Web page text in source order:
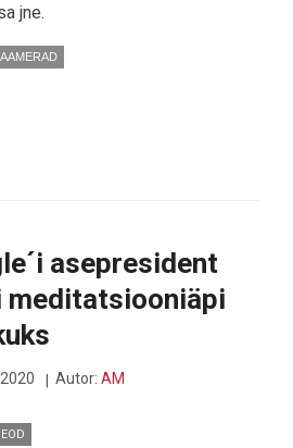
jne.
asepresident
meditatsiooniäpi
Autor: AM